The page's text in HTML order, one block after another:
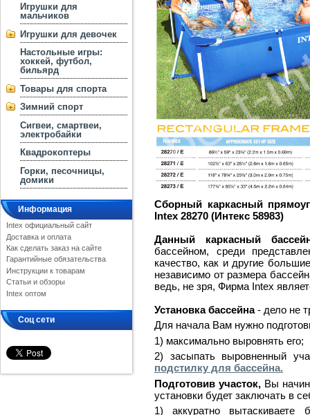
Игрушки для
мальчиков
Игрушки для девочек
Настольные игры:
хоккей, футбол,
бильярд
Товары для спорта
Зимний спорт
Сигвеи, смартвеи,
электробайки
Квадрокоптеры
Горки, песочницы,
домики
Информация
Intex официальный сайт
Доставка и оплата
Как сделать заказ на сайте
Гарантийные обязательства
Инструкции к товарам
Статьи и обзоры
Intex оптом
Соц сети
Сборный каркасный
Intex 28270 (Интекс 58983)
Данный каркасный
бассейном, среди
качество, как и другие
независимо от размера
ведь, не зря, Фирма Intex
Установка бассейна- дело не
Для начала Вам нужно
1) максимально выровнять его;
2) засыпать выровненный
подстилку для бассейна.
Подготовив участок, Вы
установки будет заключать в
1) аккуратно